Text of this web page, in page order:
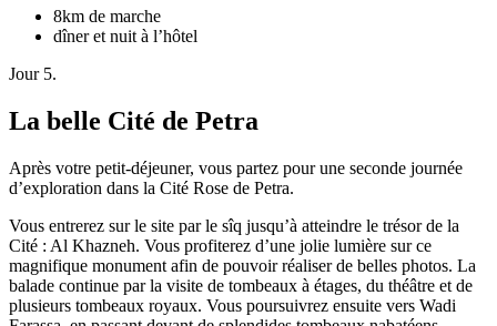
8km de marche
dîner et nuit à l’hôtel
Jour 5.
La belle Cité de Petra
Après votre petit-déjeuner, vous partez pour une seconde journée
d’exploration dans la Cité Rose de Petra.
Vous entrerez sur le site par le sîq jusqu’à atteindre le trésor de la
Cité : Al Khazneh. Vous profiterez d’une jolie lumière sur ce
magnifique monument afin de pouvoir réaliser de belles photos. La
balade continue par la visite de tombeaux à étages, du théâtre et de
plusieurs tombeaux royaux. Vous poursuivrez ensuite vers Wadi